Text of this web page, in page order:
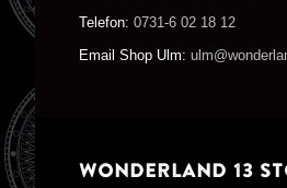
Telefon: 0731-6 02 18 12
Email Shop Ulm:
WONDERLAND 13